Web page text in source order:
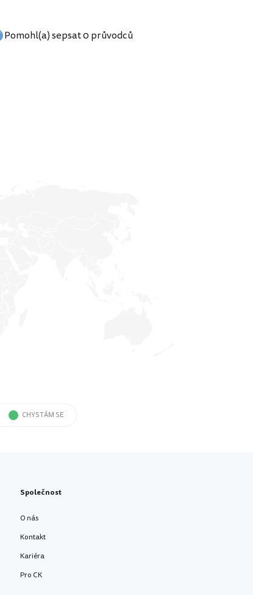
Pomohl(a) sepsat 0 průvodců
CHYSTÁM SE
Společnost
O nás
Kontakt
Kariéra
Pro CK